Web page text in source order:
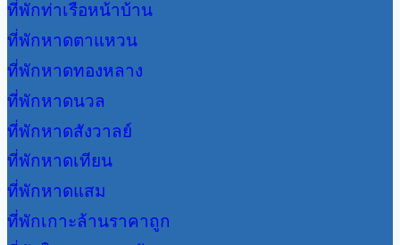
ที่พักท่าเรือหน้าบ้าน
ที่พักหาดตาแหวน
ที่พักหาดทองหลาง
ที่พักหาดนวล
ที่พักหาดสังวาลย์
ที่พักหาดเทียน
ที่พักหาดแสม
ที่พักเกาะล้านราคาถูก